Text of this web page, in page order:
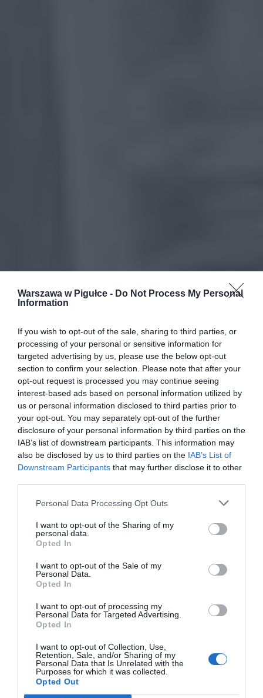
Warszawa w Pigułce - Do Not Process My Personal
Information
If you wish to opt-out of the sale, sharing to third parties, or
processing of your personal or sensitive information for
targeted advertising by us, please use the below opt-out
section to confirm your selection. Please note that after your
opt-out request is processed you may continue seeing
interest-based ads based on personal information utilized by
us or personal information disclosed to third parties prior to
your opt-out. You may separately opt-out of the further
disclosure of your personal information by third parties on the
IAB’s list of downstream participants. This information may
also be disclosed by us to third parties on the IAB’s List of
Downstream Participants that may further disclose it to other
Personal Data Processing Opt Outs
I want to opt-out of the Sharing of my
personal data.
Opted In
I want to opt-out of the Sale of my
Personal Data.
Opted In
I want to opt-out of processing my
Personal Data for Targeted Advertising.
Opted In
I want to opt-out of Collection, Use,
Retention, Sale, and/or Sharing of my
Personal Data that Is Unrelated with the
Purposes for which it was collected.
Opted Out